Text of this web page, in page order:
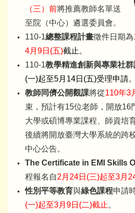
（三）前將推薦教師名單送
至院（中心）遴選委員會。
110-1總整課程計畫徵件日期為
4月9日(五)截止 。
110-1教學精進創新與專業社
(一)起至5月14日(五)受理申請。
教師同儕公開觀課將從110年3
束，預計有15位老師，開放16
大學或碩博專業課程、師資培
後續將開放臺灣大學系統的跨
中心公告。
The Certificate in EMI Skills
程報名自2月24日(三)起至3月
性別平等教育與綠色課程申請
(一)起至3月9日(二)截止 。